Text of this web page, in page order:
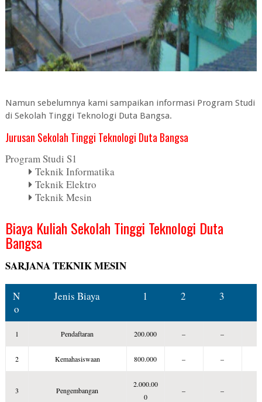
Namun sebelumnya kami sampaikan informasi Program Studi
di Sekolah Tinggi Teknologi Duta Bangsa.
Jurusan Sekolah Tinggi Teknologi Duta Bangsa
Program Studi S1
Teknik Informatika
Teknik Elektro
Teknik Mesin
Biaya Kuliah Sekolah Tinggi Teknologi Duta
Bangsa
SARJANA TEKNIK MESIN
N
o
Jenis Biaya 1 2 3
1 Pendaftaran 200.000 – –
2 Kemahasiswaan 800.000 – –
3 Pengembangan
2.000.00
0
– –